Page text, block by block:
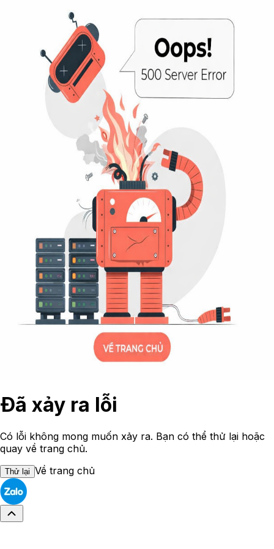
Đã xảy ra lỗi
Có lỗi không mong muốn xảy ra. Bạn có thể thử lại hoặc
quay về trang chủ.
Thử lại Về trang chủ